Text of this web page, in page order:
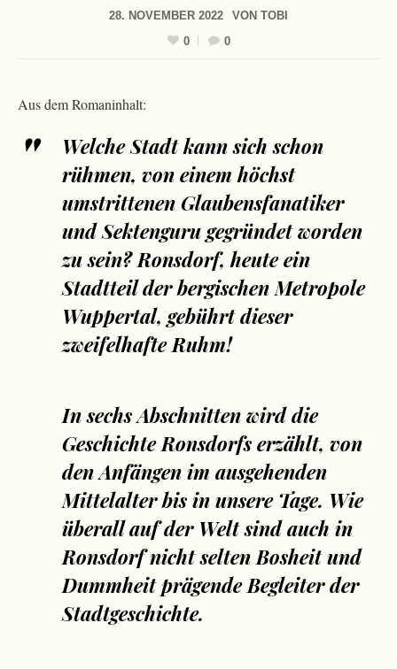
28. NOVEMBER 2022 VON TOBI
0
0
Aus dem Romaninhalt:
Welche Stadt kann sich schon
rühmen, von einem höchst
umstrittenen Glaubensfanatiker
und Sektenguru gegründet worden
zu sein? Ronsdorf, heute ein
Stadtteil der bergischen Metropole
Wuppertal, gebührt dieser
zweifelhafte Ruhm!
In sechs Abschnitten wird die
Geschichte Ronsdorfs erzählt, von
den Anfängen im ausgehenden
Mittelalter bis in unsere Tage. Wie
überall auf der Welt sind auch in
Ronsdorf nicht selten Bosheit und
Dummheit prägende Begleiter der
Stadtgeschichte.